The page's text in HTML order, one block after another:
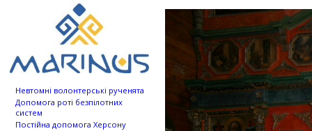
Невтомні волонтерські рученята
Допомога роті безпілотних
систем
Постійна допомога Херсону